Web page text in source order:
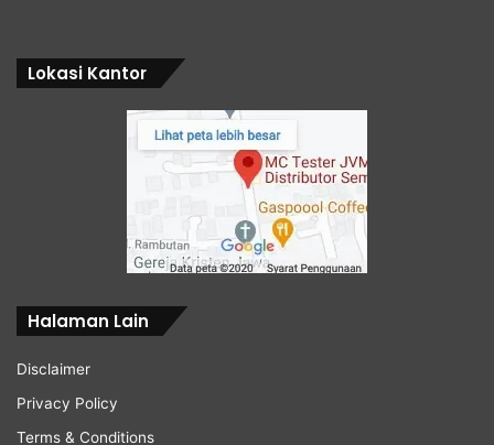
Lokasi Kantor
Halaman Lain
Disclaimer
Privacy Policy
Terms & Conditions